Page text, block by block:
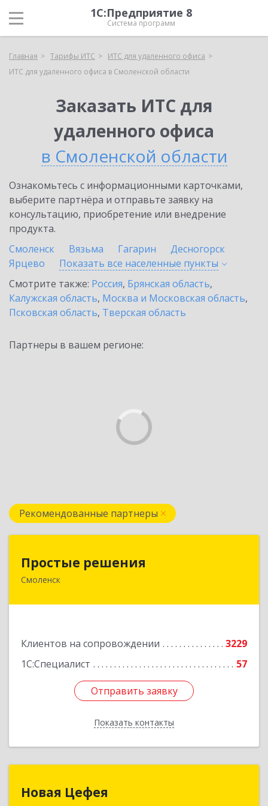
1С:Предприятие 8
Система программ
Главная Тарифы ИТС
ИТС для удаленного офиса
ИТС для удаленного офиса в Смоленской области
Заказать ИТС для
удаленного офиса
в Смоленской области
Ознакомьтесь с информационными карточками,
выберите партнёра и отправьте заявку на
консультацию, приобретение или внедрение
продукта.
Смоленск
Вязьма Гагарин
Десногорск
Ярцево
Показать все населенные пункты
Смотрите также: Россия, Брянская область,
Калужская область, Москва и Московская область,
Псковская область, Тверская область
Партнеры в вашем регионе:
Рекомендованные партнеры
Простые решения
Смоленск
Клиентов на сопровождении
3229
1С:Специалист
57
Отправить заявку
Показать контакты
214015, Смоленская обл, Смоленск г, Большая
Отправить заявку
Назад
Новая Цефея